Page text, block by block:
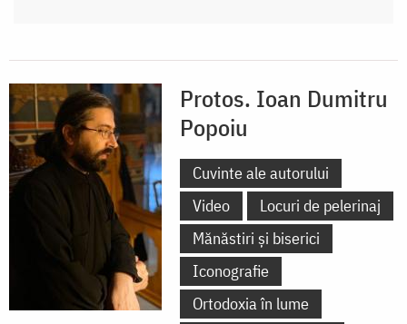
Protos. Ioan Dumitru
Popoiu
Cuvinte ale autorului
Video
Locuri de pelerinaj
Mănăstiri și biserici
Iconografie
Ortodoxia în lume